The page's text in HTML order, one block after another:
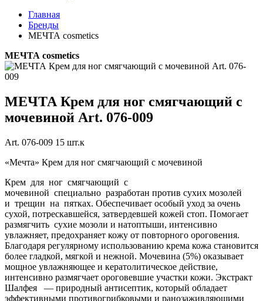
Главная
Бренды
МЕЧТА cosmetics
МЕЧТА cosmetics
МЕЧТА Крем для ног смягчающий с
мочевиной Art. 076-009
Art. 076-009 15 шт.к
«Мечта» Крем для ног смягчающий с мочевиной
Крем для ног смягчающий с
мочевиной специально разработан против сухих мозолей
и трещин на пятках. Обеспечивает особый уход за очень
сухой, потрескавшейся, затвердевшей кожей стоп. Помогает
размягчить сухие мозоли и натоптыши, интенсивно
увлажняет, предохраняет кожу от повторного ороговения.
Благодаря регулярному использованию крема кожа становится
более гладкой, мягкой и нежной. Мочевина (5%) оказывает
мощное увлажняющее и кератолитическое действие,
интенсивно размягчает ороговевшие участки кожи. Экстракт
Шалфея — природный антисептик, который обладает
эффективными противогрибковыми и ранозаживляющими